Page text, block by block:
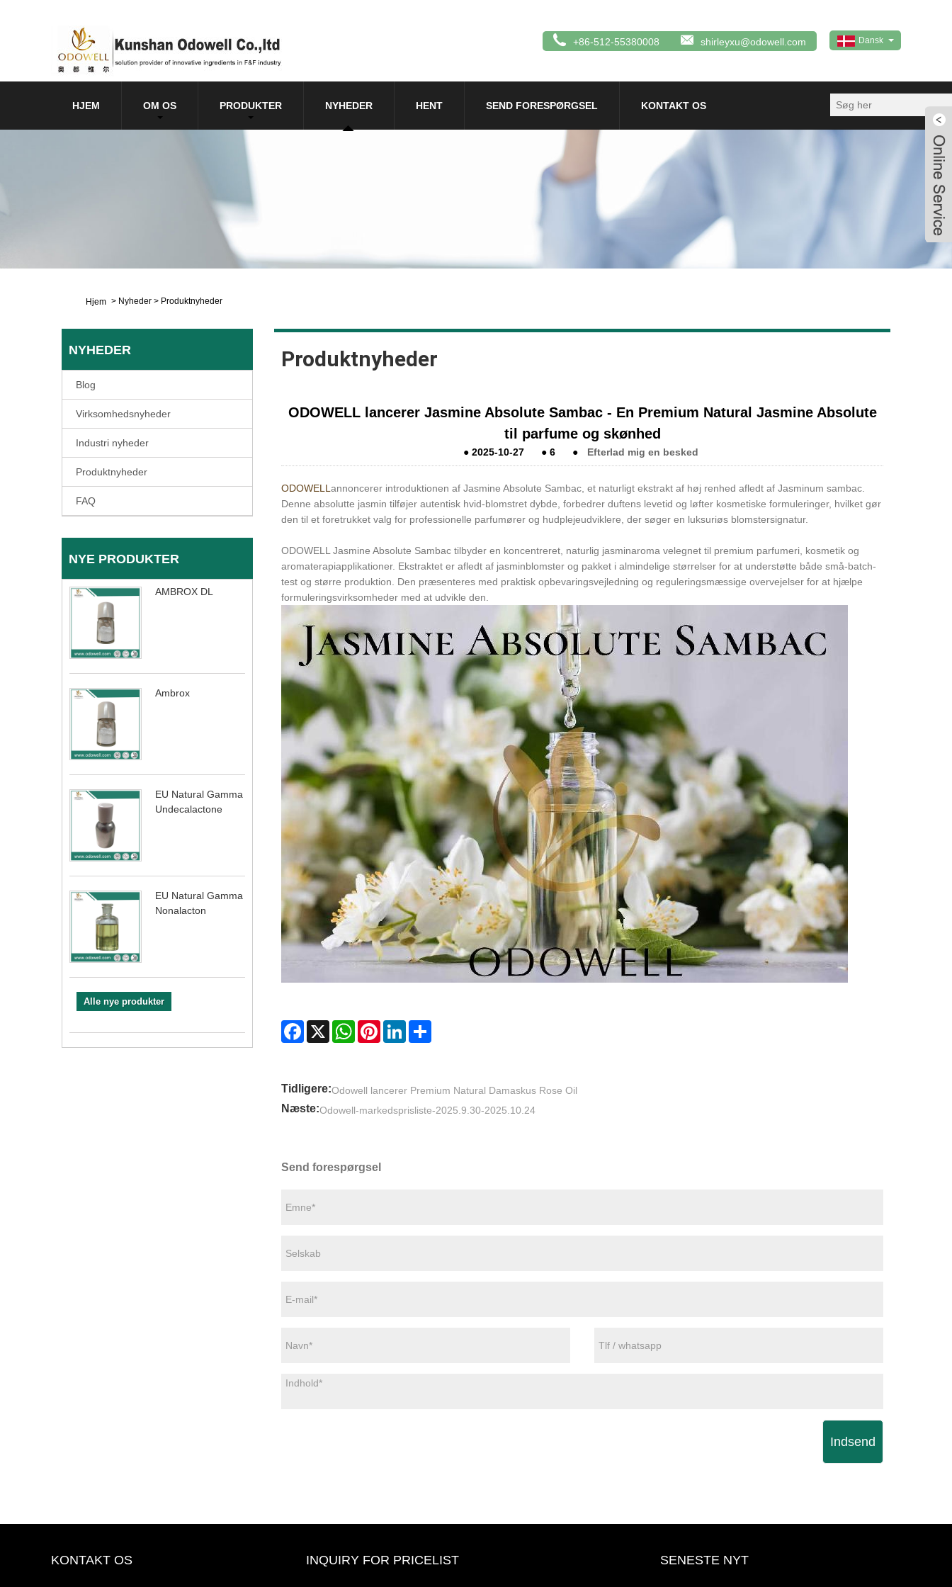
Dansk
+86-512-55380008 shirleyxu@odowell.com
HJEM OM OS PRODUKTER NYHEDER HENT SEND FORESPØRGSEL KONTAKT OS
Hjem > Nyheder > Produktnyheder
NYHEDER
Blog
Virksomhedsnyheder
Industri nyheder
Produktnyheder
FAQ
NYE PRODUKTER
AMBROX DL
Ambrox
EU Natural Gamma
Undecalactone
EU Natural Gamma
Nonalacton
Alle nye produkter
Produktnyheder
ODOWELL lancerer Jasmine Absolute Sambac - En Premium Natural Jasmine Absolute
til parfume og skønhed
●2025-10-27 ●6 ● Efterlad mig en besked
ODOWELL annoncerer introduktionen af ​​Jasmine Absolute Sambac, et naturligt ekstrakt af høj renhed afledt af Jasminum sambac.
Denne absolutte jasmin tilføjer autentisk hvid-blomstret dybde, forbedrer duftens levetid og løfter kosmetiske formuleringer, hvilket gør
den til et foretrukket valg for professionelle parfumører og hudplejeudviklere, der søger en luksuriøs blomstersignatur.
ODOWELL Jasmine Absolute Sambac tilbyder en koncentreret, naturlig jasminaroma velegnet til premium parfumeri, kosmetik og
aromaterapiapplikationer. Ekstraktet er afledt af jasminblomster og pakket i almindelige størrelser for at understøtte både små-batch-
test og større produktion. Den præsenteres med praktisk opbevaringsvejledning og reguleringsmæssige overvejelser for at hjælpe
formuleringsvirksomheder med at udvikle den.
Facebook
X WhatsAppPinterestLinkedIn
Tidligere:Odowell lancerer Premium Natural Damaskus Rose Oil
Næste:Odowell-markedsprisliste-2025.9.30-2025.10.24
Send forespørgsel
Indsend
KONTAKT OS INQUIRY FOR PRICELIST SENESTE NYT